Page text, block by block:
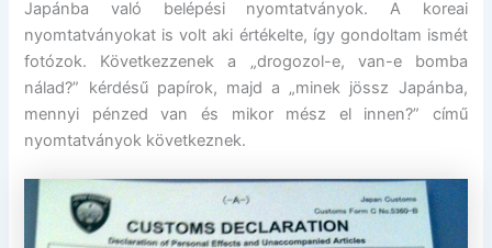
Japánba való belépési nyomtatványok. A koreai
nyomtatványokat is volt aki értékelte, így gondoltam ismét
fotózok. Következzenek a „drogozol-e, van-e bomba
nálad?” kérdésű papírok, majd a „minek jössz Japánba,
mennyi pénzed van és mikor mész el innen?” című
nyomtatványok következnek.